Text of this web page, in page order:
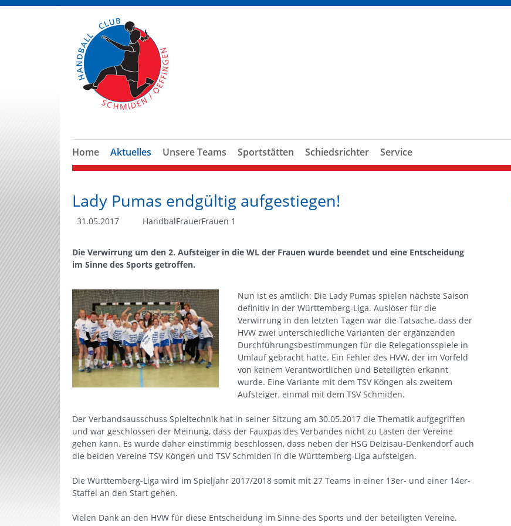
Home Aktuelles Unsere Teams Sportstätten Schiedsrichter Service
Lady Pumas endgültig aufgestiegen!
31.05.2017 HandballFrauenFrauen 1
Die Verwirrung um den 2. Aufsteiger in die WL der Frauen wurde beendet und eine Entscheidung
im Sinne des Sports getroffen.
Nun ist es amtlich: Die Lady Pumas spielen nächste Saison
definitiv in der Württemberg-Liga. Auslöser für die
Verwirrung in den letzten Tagen war die Tatsache, dass der
HVW zwei unterschiedliche Varianten der ergänzenden
Durchführungsbestimmungen für die Relegationsspiele in
Umlauf gebracht hatte. Ein Fehler des HVW, der im Vorfeld
von keinem Verantwortlichen und Beteiligten erkannt
wurde. Eine Variante mit dem TSV Köngen als zweitem
Aufsteiger, einmal mit dem TSV Schmiden.
Der Verbandsausschuss Spieltechnik hat in seiner Sitzung am 30.05.2017 die Thematik aufgegriffen
und war geschlossen der Meinung, dass der Fauxpas des Verbandes nicht zu Lasten der Vereine
gehen kann. Es wurde daher einstimmig beschlossen, dass neben der HSG Deizisau-Denkendorf auch
die beiden Vereine TSV Köngen und TSV Schmiden in die Württemberg-Liga aufsteigen.
Die Württemberg-Liga wird im Spieljahr 2017/2018 somit mit 27 Teams in einer 13er- und einer 14er-
Staffel an den Start gehen.
Vielen Dank an den HVW für diese Entscheidung im Sinne des Sports und der beteiligten Vereine.